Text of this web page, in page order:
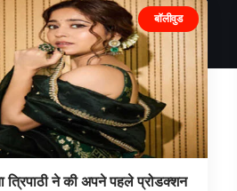
बॉलीवुड
त्रिपाठी ने की अपने पहले प्रोडक्शन